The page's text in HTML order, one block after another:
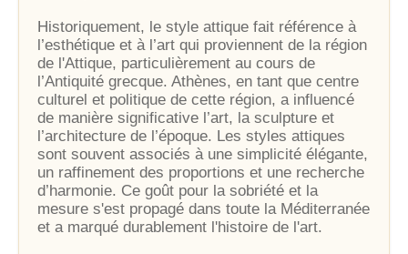
Historiquement, le style attique fait référence à
l’esthétique et à l’art qui proviennent de la région
de l'Attique, particulièrement au cours de
l’Antiquité grecque. Athènes, en tant que centre
culturel et politique de cette région, a influencé
de manière significative l’art, la sculpture et
l’architecture de l’époque. Les styles attiques
sont souvent associés à une simplicité élégante,
un raffinement des proportions et une recherche
d’harmonie. Ce goût pour la sobriété et la
mesure s'est propagé dans toute la Méditerranée
et a marqué durablement l'histoire de l'art.